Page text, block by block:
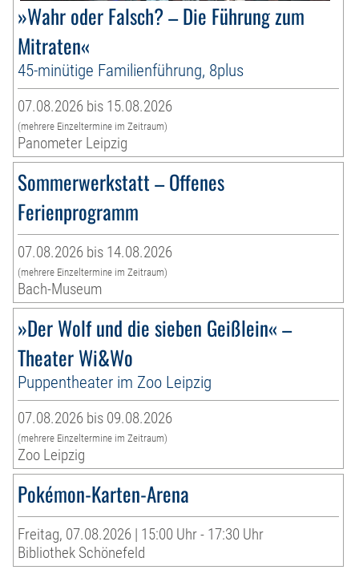
»Wahr oder Falsch? – Die Führung zum
Mitraten«
45-minütige Familienführung, 8plus
07.08.2026 bis 15.08.2026
(mehrere Einzeltermine im Zeitraum)
Panometer Leipzig
Sommerwerkstatt – Offenes
Ferienprogramm
07.08.2026 bis 14.08.2026
(mehrere Einzeltermine im Zeitraum)
Bach-Museum
»Der Wolf und die sieben Geißlein« –
Theater Wi&Wo
Puppentheater im Zoo Leipzig
07.08.2026 bis 09.08.2026
(mehrere Einzeltermine im Zeitraum)
Zoo Leipzig
Pokémon-Karten-Arena
Freitag, 07.08.2026 | 15:00 Uhr - 17:30 Uhr
Bibliothek Schönefeld